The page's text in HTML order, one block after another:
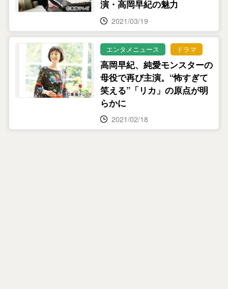
演・高岡早紀の魅力
2021/03/19
エンタメニュース ドラマ
高岡早紀、純愛モンスターの
母役で再び主演。“怖すぎて
笑える”「リカ」の原点が明
らかに
2021/02/18